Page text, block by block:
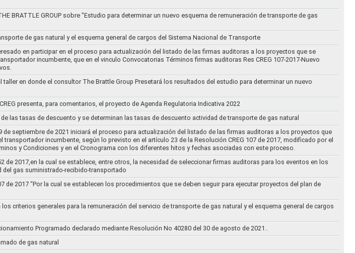
BRATTLE GROUP sobre "Estudio para determinar un nuevo esquema de remuneración de transporte de gas
de gas natural y el esquema general de cargos del Sistema Nacional de Transporte
en participar en el proceso para actualización del listado de las firmas auditoras a los proyectos que se
incumbente, que en el vinculo Convocatorias Términos firmas auditoras Res CREG 107-2017-Nuevo
taller en donde el consultor The Brattle Group Presetará los resultados del estudio para determinar un nuevo
presenta, para comentarios, el proyecto de Agenda Regulatoria Indicativa 2022
las tasas de descuento y se determinan las tasas de descuento actividad de transporte de gas natural
de septiembre de 2021 iniciará el proceso para actualización del listado de las firmas auditoras a los proyectos que
incumbente, según lo previsto en el artículo 23 de la Resolución CREG 107 de 2017, modificado por el
y Condiciones y en el Cronograma con los diferentes hitos y fechas asociadas con este proceso.
de 2017,en la cual se establece, entre otros, la necesidad de seleccionar firmas auditoras para los eventos en los
del gas suministrado-recibido-transportado
de 2017 “Por la cual se establecen los procedimientos que se deben seguir para ejecutar proyectos del plan de
criterios generales para la remuneración del servicio de transporte de gas natural y el esquema general de cargos
Programado declarado mediante Resolución No 40280 del 30 de agosto de 2021..
de gas natural